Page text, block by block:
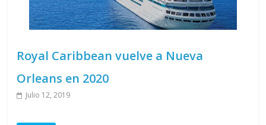
Royal Caribbean vuelve a Nueva
Orleans en 2020
Julio 12, 2019